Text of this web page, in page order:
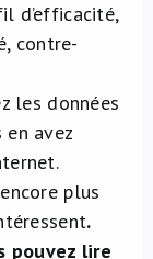
d’efficacité,
contre-
les données
avez
plus
.
pouvez lire